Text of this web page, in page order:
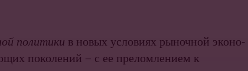
политики в новых условиях рыночной эконо­
поколений — с ее преломлением к